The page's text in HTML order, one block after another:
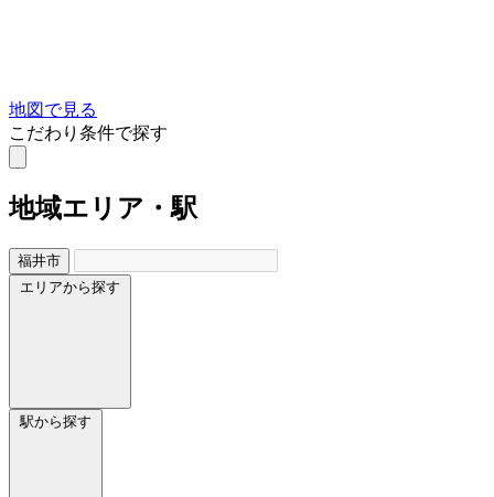
地図で見る
こだわり条件で探す
地域エリア・駅
福井市
エリアから探す
駅から探す